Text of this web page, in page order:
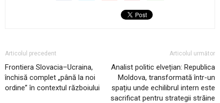
Articolul precedent
Frontiera Slovacia–Ucraina,
închisă complet „până la noi
ordine” în contextul războiului
Articolul următor
Analist politic elvețian: Republica
Moldova, transformată într-un
spațiu unde echilibrul intern este
sacrificat pentru strategii străine